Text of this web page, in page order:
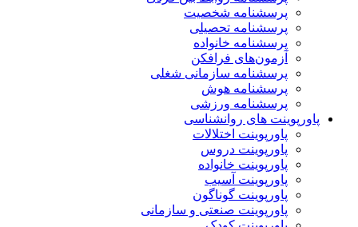
پرسشنامه شخصیت
پرسشنامه تحصیلی
پرسشنامه خانواده
آزمون‌های فرافکن
پرسشنامه سازمانی شغلی
پرسشنامه هوش
پرسشنامه ورزشی
پاورپوینت های روانشناسی
پاورپوینت اختلالات
پاورپوینت دروس
پاورپوینت خانواده
پاورپوینت آسیب
پاورپوینت گوناگون
پاورپوینت صنعتی و سازمانی